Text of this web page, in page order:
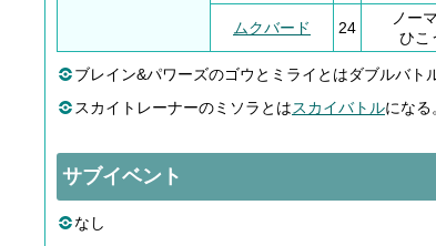
ムクバード 24
ノー
ひこ
ブレイン&パワーズのゴウとミライとはダブルバト
スカイトレーナーのミソラとはスカイバトルになる
サブイベント
なし